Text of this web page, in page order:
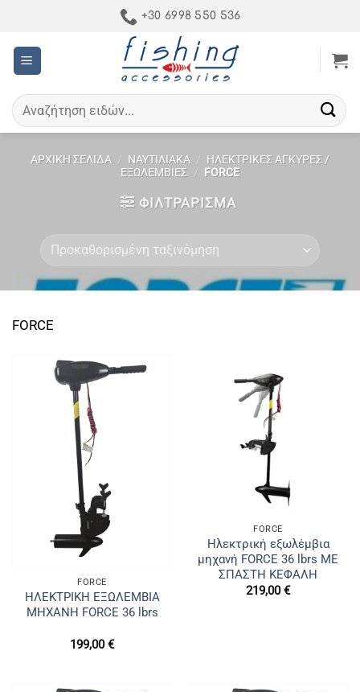
περιεχόμενο
+30 6998 550 536
Αναζήτηση
για:
ΑΡΧΙΚΉ ΣΕΛΊΔΑ / ΝΑΥΤΙΛΙΑΚΑ / ΗΛΕΚΤΡΙΚΕΣ ΑΓΚΥΡΕΣ /
ΕΞΩΛΕΜΒΙΕΣ
/ FORCE
ΦΙΛΤΡΆΡΙΣΜΑ
FORCE
FORCE
ΗΛΕΚΤΡΙΚΗ ΕΞΩΛΕΜΒΙΑ
ΜΗΧΑΝΗ FORCE 36 lbrs
199,00€
FORCE
Ηλεκτρική εξωλέμβια
μηχανή FORCE 36 lbrs ΜΕ
ΣΠΑΣΤΗ ΚΕΦΑΛΗ
219,00€